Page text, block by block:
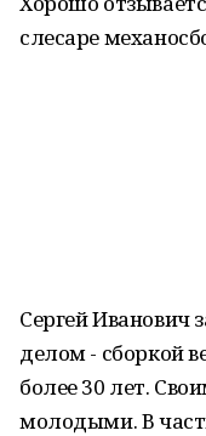
слесаре
Сергей Иванович
делом - сборкой
более 30 лет.
молодыми. В